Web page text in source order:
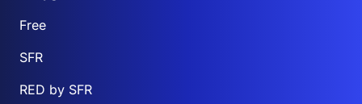
Free
SFR
RED by SFR